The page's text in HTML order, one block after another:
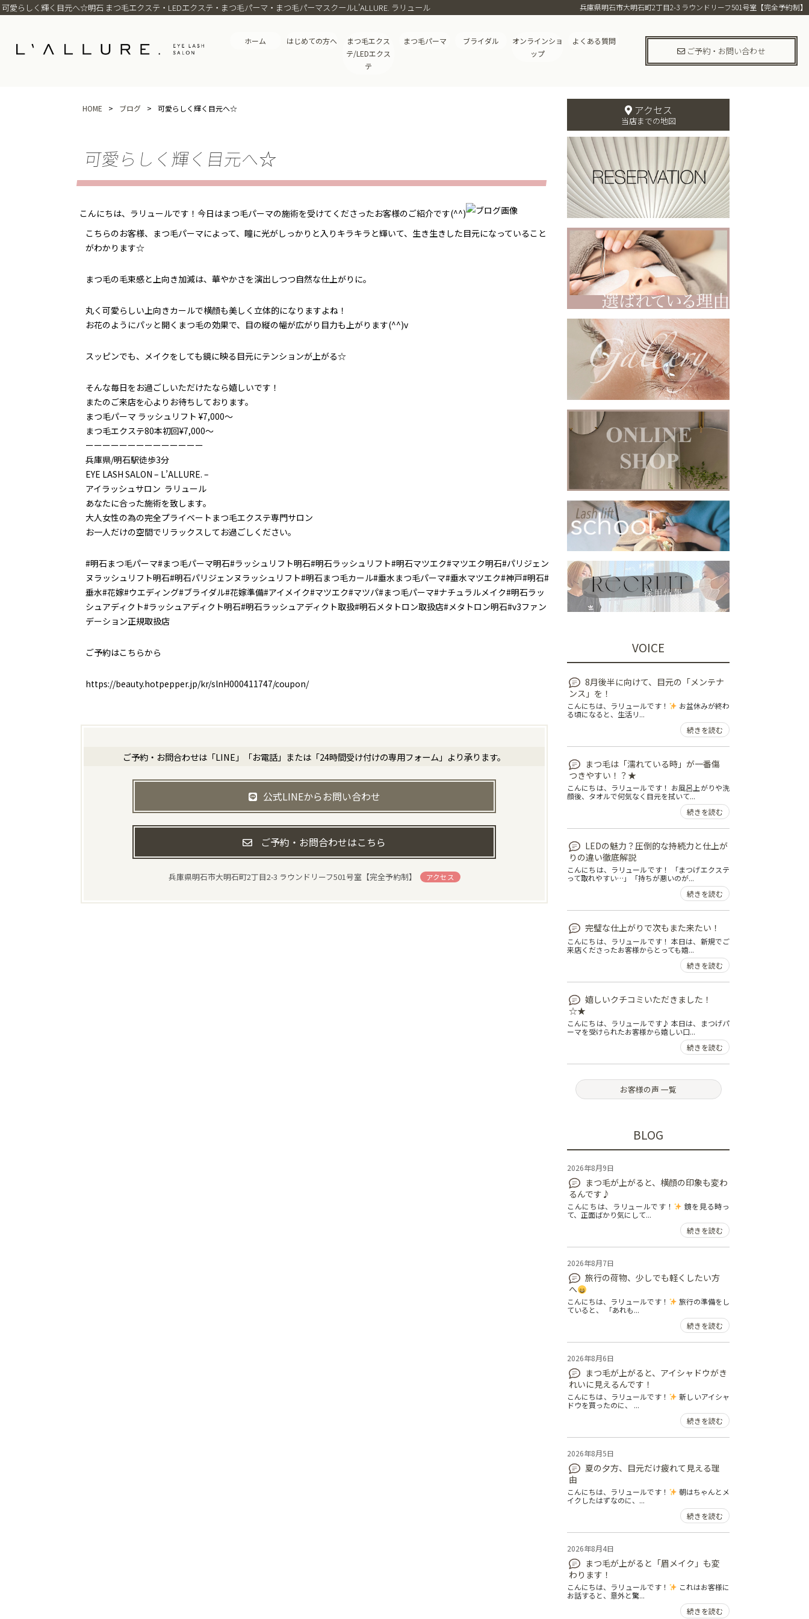
可愛らしく輝く目元へ☆明石 まつ毛エクステ・LEDエクステ・まつ毛パーマ・まつ毛パーマスクールL’ALLURE. ラリュール 兵庫県明石市大明石町2丁目2-3 ラウンドリーフ501号室【完全予約制】
ホーム はじめての方へ
まつ毛エクス
テ/LEDエクス
テ
まつ毛パーマ ブライダル
オンラインショ
ップ
よくある質問
ご予約・お問い合わせ
HOME > ブログ > 可愛らしく輝く目元へ☆
可愛らしく輝く目元へ☆
こんにちは、ラリュールです！今日はまつ毛パーマの施術を受けてくださったお客様のご紹介です(^^)
こちらのお客様、まつ毛パーマによって、瞳に光がしっかりと入りキラキラと輝いて、生き生きした目元になっていること
がわかります☆
まつ毛の毛束感と上向き加減は、華やかさを演出しつつ自然な仕上がりに。
丸く可愛らしい上向きカールで横顔も美しく立体的になりますよね！
お花のようにパッと開くまつ毛の効果で、目の縦の幅が広がり目力も上がります(^^)v
スッピンでも、メイクをしても鏡に映る目元にテンションが上がる☆
そんな毎日をお過ごしいただけたなら嬉しいです！
またのご来店を心よりお待ちしております。
まつ毛パーマ ラッシュリフト ¥7,000～
まつ毛エクステ80本初回¥7,000～
ーーーーーーーーーーーーーー
兵庫県/明石駅徒歩3分
EYE LASH SALON – L’ALLURE. –
アイラッシュサロン ラリュール
あなたに合った施術を致します。
大人女性の為の完全プライベートまつ毛エクステ専門サロン
お一人だけの空間でリラックスしてお過ごしください。
#明石まつ毛パーマ#まつ毛パーマ明石#ラッシュリフト明石#明石ラッシュリフト#明石マツエク#マツエク明石#パリジェン
ヌラッシュリフト明石#明石パリジェンヌラッシュリフト#明石まつ毛カール#垂水まつ毛パーマ#垂水マツエク#神戸#明石#
垂水#花嫁#ウエディング#ブライダル#花嫁準備#アイメイク#マツエク#マツパ#まつ毛パーマ#ナチュラルメイク#明石ラッ
シュアディクト#ラッシュアディクト明石#明石ラッシュアディクト取扱#明石メタトロン取扱店#メタトロン明石#v3ファン
デーション正規取扱店
ご予約はこちらから
https://beauty.hotpepper.jp/kr/slnH000411747/coupon/
ご予約・お問合わせは「LINE」「お電話」または「24時間受け付けの専用フォーム」より承ります。
公式LINEからお問い合わせ
ご予約・お問合わせはこちら
兵庫県明石市大明石町2丁目2-3 ラウンドリーフ501号室【完全予約制】 アクセス
アクセス
当店までの地図
VOICE
8月後半に向けて、目元の「メンテナ
ンス」を！
こんにちは、ラリュールです！
お盆休みが終わ
る頃になると、生活リ...
続きを読む
まつ毛は「濡れている時」が一番傷
つきやすい！？★
こんにちは、ラリュールです！ お風呂上がりや洗
顔後、タオルで何気なく目元を拭いて...
続きを読む
LEDの魅力？圧倒的な持続力と仕上が
りの違い徹底解説
こんにちは、ラリュールです！ 「まつげエクステ
って取れやすい…」「持ちが悪いのが...
続きを読む
完璧な仕上がりで次もまた来たい！
こんにちは、ラリュールです！ 本日は、新規でご
来店くださったお客様からとっても嬉...
続きを読む
嬉しいクチコミいただきました！
☆★
こんにちは、ラリュールです♪ 本日は、まつげパ
ーマを受けられたお客様から嬉しい口...
続きを読む
お客様の声 一覧
BLOG
2026年8月9日
まつ毛が上がると、横顔の印象も変わ
るんです♪
こんにちは、ラリュールです！
鏡を見る時っ
て、正面ばかり気にして...
続きを読む
2026年8月7日
旅行の荷物、少しでも軽くしたい方
へ
こんにちは、ラリュールです！
旅行の準備をし
ていると、 「あれも...
続きを読む
2026年8月6日
まつ毛が上がると、アイシャドウがき
れいに見えるんです！
こんにちは、ラリュールです！
新しいアイシャ
ドウを買ったのに、 ...
続きを読む
2026年8月5日
夏の夕方、目元だけ疲れて見える理
由
こんにちは、ラリュールです！
朝はちゃんとメ
イクしたはずなのに、...
続きを読む
2026年8月4日
まつ毛が上がると「眉メイク」も変
わります！
こんにちは、ラリュールです！
これはお客様に
お話すると、意外と驚...
続きを読む